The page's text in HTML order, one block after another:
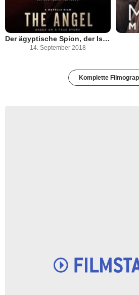
Der ägyptische Spion, der Israel rettete
14. September 2018
Komplette